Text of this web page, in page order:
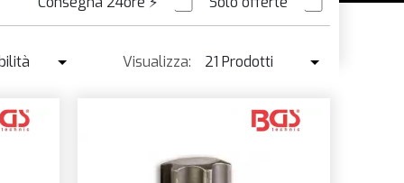
↓
Visualizza:
21 Prodotti
42 Prodotti